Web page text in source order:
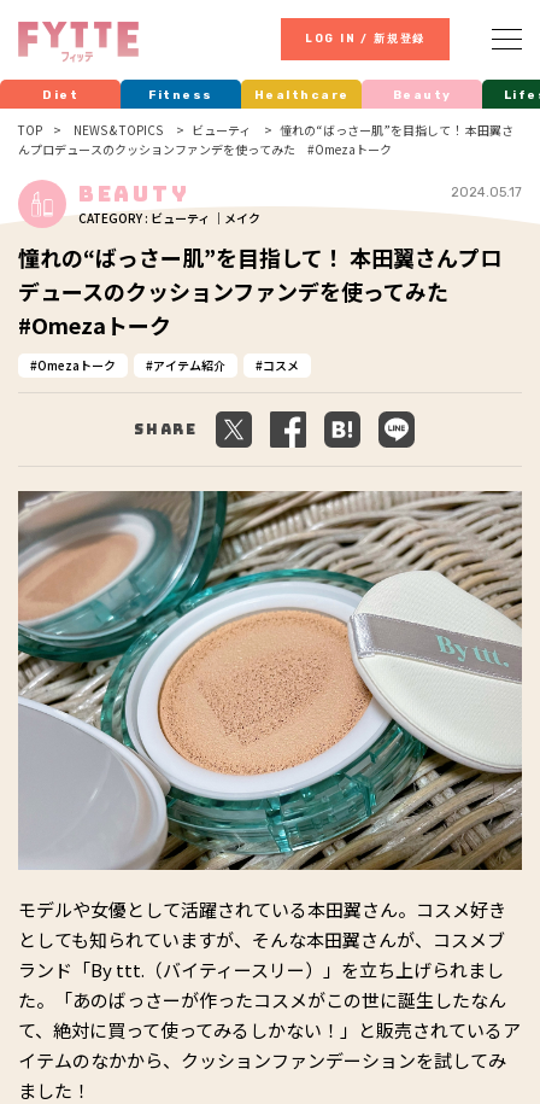
LOG IN / 新規登録
Diet Fitness Healthcare Beauty
TOP NEWS & TOPICS ビューティ
憧れの“ばっさー肌”を目指して！ 本田翼さ
んプロデュースのクッションファンデを使ってみた #Omezaトーク
Beauty
CATEGORY : ビューティ ｜メイク
2024.05.17
憧れの“ばっさー肌”を目指して！ 本田翼さんプロ
デュースのクッションファンデを使ってみた
#Omezaトーク
Omezaトーク アイテム紹介 コスメ
Share
モデルや女優として活躍されている本田翼さん。コスメ好き
としても知られていますが、そんな本田翼さんが、コスメブ
ランド「By ttt.（バイティースリー）」を立ち上げられまし
た。「あのばっさーが作ったコスメがこの世に誕生したなん
て、絶対に買って使ってみるしかない！」と販売されているア
イテムのなかから、クッションファンデーションを試してみ
ました！